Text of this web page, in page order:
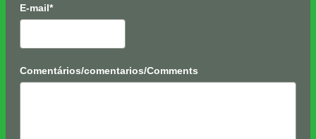
E-mail*
Comentários/comentarios/Comments